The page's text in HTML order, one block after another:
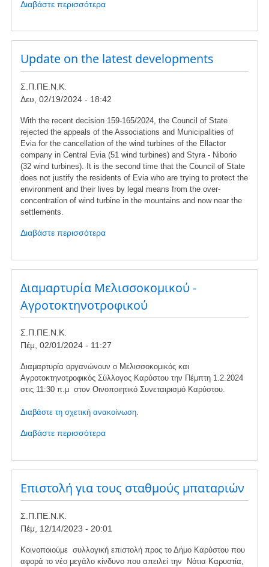
Διαβάστε περισσότεραγια
Ενημέρωση
για
τις
Update on the latest developments
Σ.Π.ΠΕ.Ν.Κ.
Δευ, 02/19/2024 - 18:42
With the recent decision 159-165/2024, the Council of State
rejected the appeals of the Associations and Municipalities of
Evia for the cancellation of the wind turbines of the Ellactor
company in Central Evia (51 wind turbines) and Styra - Niborio
(32 wind turbines). It is the second time that the Council of State
does not justify the residents of Evia who are trying to protect the
environment and their lives by legal means from the over-
concentration of wind turbine in the mountains and now near the
settlements.
Διαβάστε περισσότεραγια
Update
on
the
developments
Διαμαρτυρία Μελισσοκομικού -
Αγροτοκτηνοτροφικού
Σ.Π.ΠΕ.Ν.Κ.
Πέμ, 02/01/2024 - 11:27
Διαμαρτυρία οργανώνουν ο Μελισσοκομικός και
Αγροτοκτηνοτροφικός Σύλλογος Καρύστου την Πέμπτη 1.2.2024
στις 11:30 π.μ στον Οινοποιητικό Συνεταιρισμό Καρύστου.
Διαβάστε τη σχετική ανακοίνωση.
Διαβάστε περισσότεραγια
Διαμαρτυρία
Μελισσοκομικού
-
Αγροτοκτηνοτροφικού
Επιστολή για τους σταθμούς μπαταριών
Σ.Π.ΠΕ.Ν.Κ.
Πέμ, 12/14/2023 - 20:01
Κοινοποιούμε συλλογική επιστολή προς το Δήμο Καρύστου που
αφορά το νέο μεγάλο κίνδυνο που απειλεί την Νότια Καρυστία,